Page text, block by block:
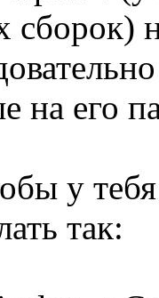
сборок)
на его
у
так: